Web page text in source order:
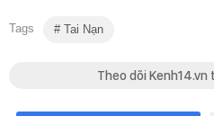
Tags Tai Nạn
Theo dõi Kenh14.vn